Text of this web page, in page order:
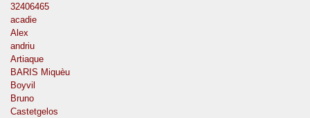
32406465
acadie
Alex
andriu
Artiaque
BARIS Miquèu
Boyvil
Bruno
Castetgelos